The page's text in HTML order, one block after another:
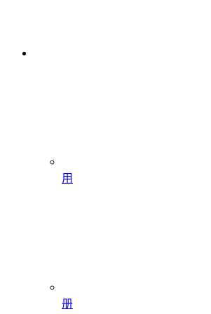
用
册